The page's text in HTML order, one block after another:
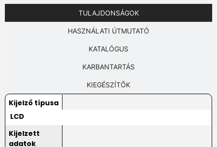
TULAJDONSÁGOK
HASZNÁLATI ÚTMUTATÓ
KATALÓGUS
KARBANTARTÁS
KIEGÉSZÍTŐK
Kijelző típusa
LCD
Kijelzett
adatok